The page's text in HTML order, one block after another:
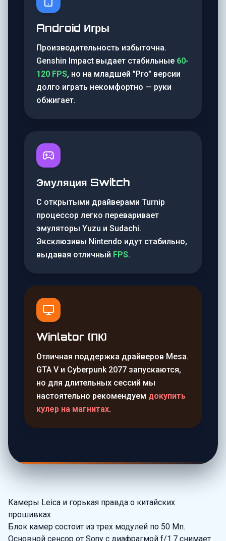
Android Игры
Производительность избыточна.
Genshin Impact выдает стабильные 60-
120 FPS, но на младшей "Pro" версии
долго играть некомфортно — руки
обжигает.
Эмуляция Switch
С открытыми драйверами Turnip
процессор легко переваривает
эмуляторы Yuzu и Sudachi.
Эксклюзивы Nintendo идут стабильно,
выдавая отличный FPS.
Winlator (ПК)
Отличная поддержка драйверов Mesa.
GTA V и Cyberpunk 2077 запускаются,
но для длительных сессий мы
настоятельно рекомендуем докупить
кулер на магнитах.
Камеры Leica и горькая правда о китайских
прошивках
Блок камер состоит из трех модулей по 50 Мп.
Основной сенсор от Sony с диафрагмой f/1.7 снимает